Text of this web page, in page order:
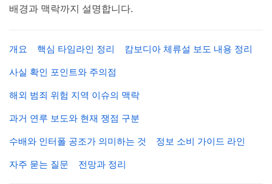
배경과 맥락까지 설명합니다.
개요 핵심 타임라인 정리 캄보디아 체류설 보도 내용 정리
사실 확인 포인트와 주의점
해외 범죄 위험 지역 이슈의 맥락
과거 연루 보도와 현재 쟁점 구분
수배와 인터폴 공조가 의미하는 것 정보 소비 가이드 라인
자주 묻는 질문 전망과 정리